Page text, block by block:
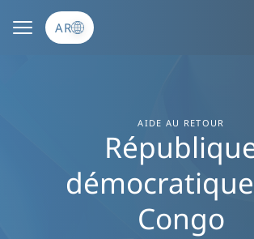
AR
AIDE AU RETOUR
Congo